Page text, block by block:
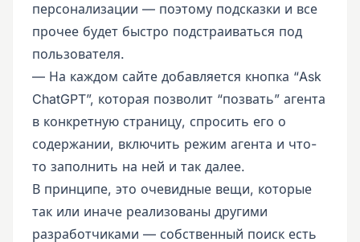
персонализации — поэтому подсказки и все
прочее будет быстро подстраиваться под
пользователя.
— На каждом сайте добавляется кнопка “Ask
ChatGPT”, которая позволит “позвать” агента
в конкретную страницу, спросить его о
содержании, включить режим агента и что-
то заполнить на ней и так далее.
В принципе, это очевидные вещи, которые
так или иначе реализованы другими
разработчиками — собственный поиск есть